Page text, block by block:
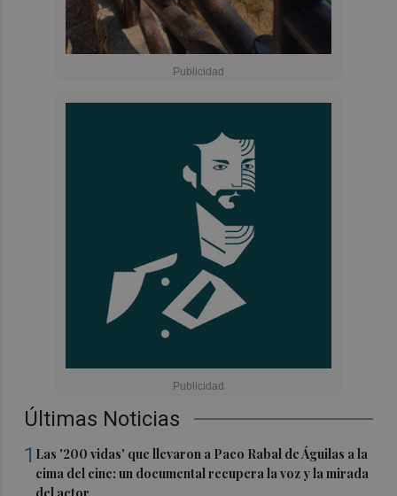
Últimas Noticias
1 Las '200 vidas' que llevaron a Paco Rabal de Águilas a la
cima del cine: un documental recupera la voz y la mirada